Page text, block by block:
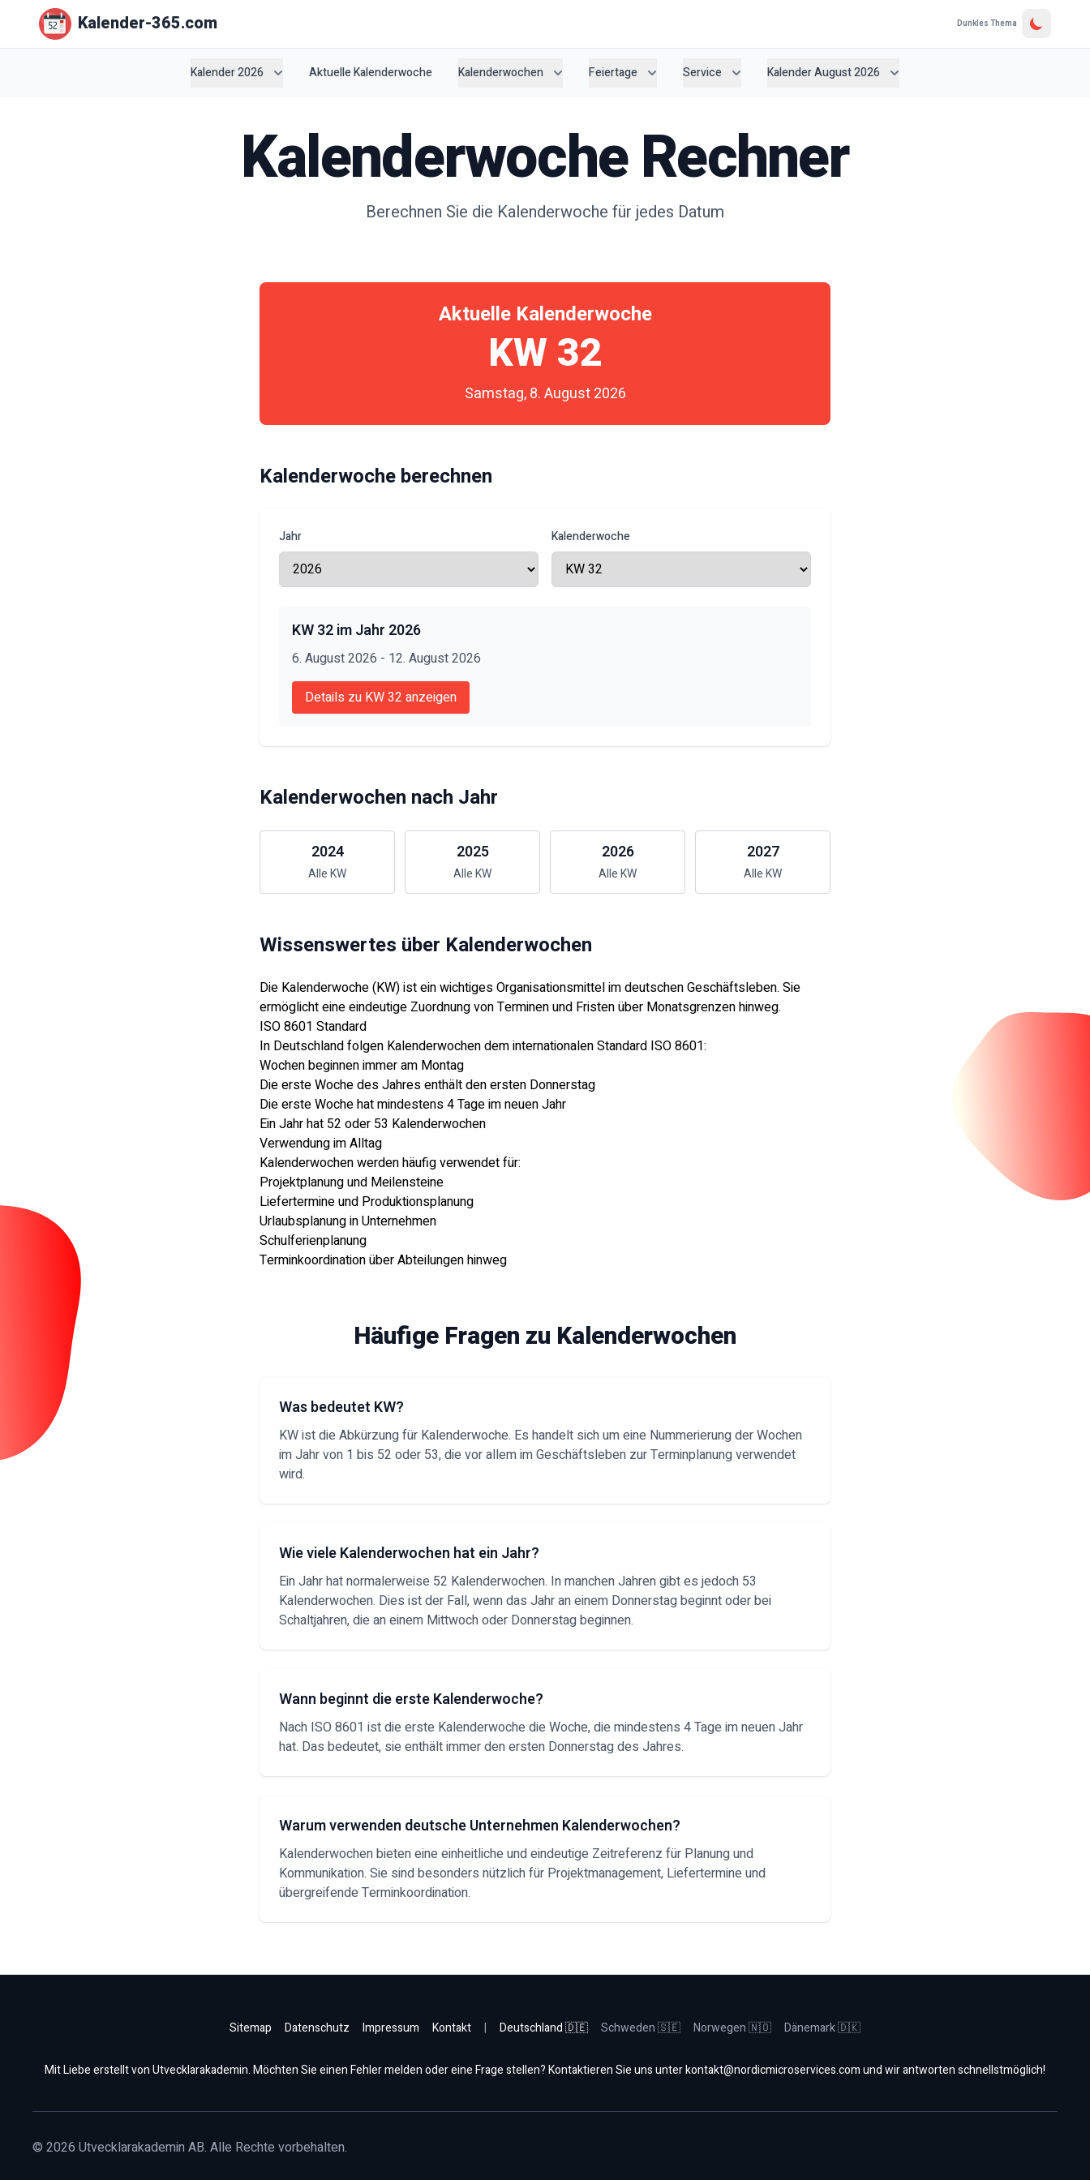
Kalender-365.com Dunkles Thema
Kalender 2026 Aktuelle Kalenderwoche Kalenderwochen Feiertage Service Kalender August 2026
Kalenderwoche Rechner
Berechnen Sie die Kalenderwoche für jedes Datum
Aktuelle Kalenderwoche
KW 32
Samstag, 8. August 2026
Kalenderwoche berechnen
Jahr Kalenderwoche
KW32im Jahr 2026
6. August 2026 - 12. August 2026
Details zu KW32 anzeigen
Kalenderwochen nach Jahr
2024
Alle KW
2025
Alle KW
2026
Alle KW
2027
Alle KW
Wissenswertes über Kalenderwochen
Die Kalenderwoche (KW) ist ein wichtiges Organisationsmittel im deutschen Geschäftsleben. Sie
ermöglicht eine eindeutige Zuordnung von Terminen und Fristen über Monatsgrenzen hinweg.
ISO 8601 Standard
In Deutschland folgen Kalenderwochen dem internationalen Standard ISO 8601:
Wochen beginnen immer am Montag
Die erste Woche des Jahres enthält den ersten Donnerstag
Die erste Woche hat mindestens 4 Tage im neuen Jahr
Ein Jahr hat 52 oder 53 Kalenderwochen
Verwendung im Alltag
Kalenderwochen werden häufig verwendet für:
Projektplanung und Meilensteine
Liefertermine und Produktionsplanung
Urlaubsplanung in Unternehmen
Schulferienplanung
Terminkoordination über Abteilungen hinweg
Häufige Fragen zu Kalenderwochen
Was bedeutet KW?
KW ist die Abkürzung für Kalenderwoche. Es handelt sich um eine Nummerierung der Wochen
im Jahr von 1 bis 52 oder 53, die vor allem im Geschäftsleben zur Terminplanung verwendet
wird.
Wie viele Kalenderwochen hat ein Jahr?
Ein Jahr hat normalerweise 52 Kalenderwochen. In manchen Jahren gibt es jedoch 53
Kalenderwochen. Dies ist der Fall, wenn das Jahr an einem Donnerstag beginnt oder bei
Schaltjahren, die an einem Mittwoch oder Donnerstag beginnen.
Wann beginnt die erste Kalenderwoche?
Nach ISO 8601 ist die erste Kalenderwoche die Woche, die mindestens 4 Tage im neuen Jahr
hat. Das bedeutet, sie enthält immer den ersten Donnerstag des Jahres.
Warum verwenden deutsche Unternehmen Kalenderwochen?
Kalenderwochen bieten eine einheitliche und eindeutige Zeitreferenz für Planung und
Kommunikation. Sie sind besonders nützlich für Projektmanagement, Liefertermine und
übergreifende Terminkoordination.
Sitemap Datenschutz Impressum Kontakt | Deutschland 🇩🇪 Schweden 🇸🇪 Norwegen 🇳🇴 Dänemark 🇩🇰
Mit Liebe erstellt von Utvecklarakademin. Möchten Sie einen Fehler melden oder eine Frage stellen? Kontaktieren Sie uns unterkontakt@nordicmicroservices.comund wir antworten schnellstmöglich!
© 2026 Utvecklarakademin AB. Alle Rechte vorbehalten.